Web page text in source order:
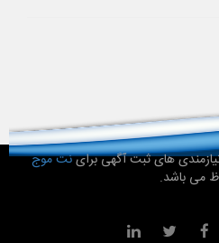
های ثبت آگهی براینت موج
می باشد.